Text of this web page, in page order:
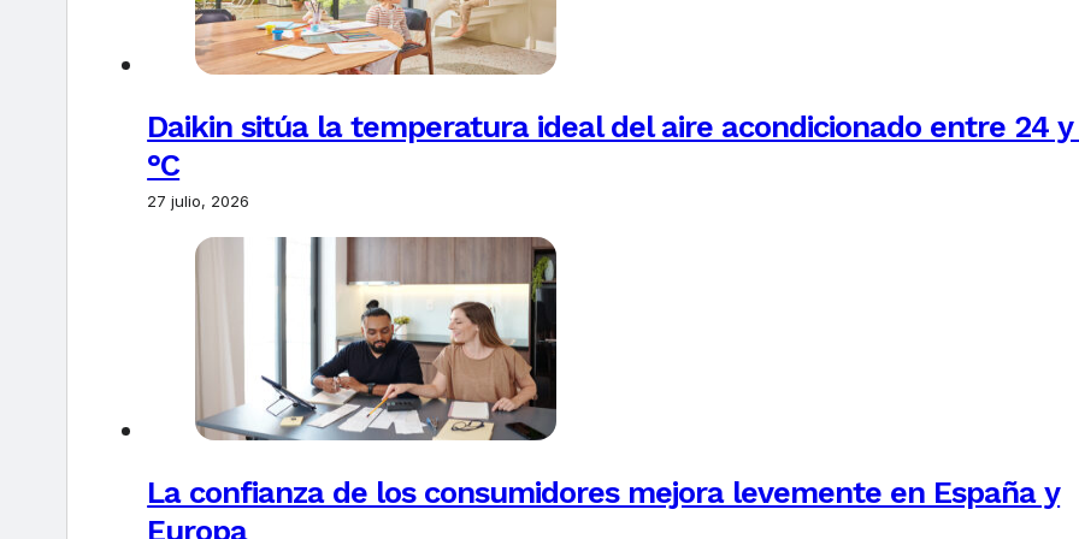
Daikin sitúa la temperatura ideal del aire acondicionado entre 24 y
°C
27 julio, 2026
La confianza de los consumidores mejora levemente en España y
Europa